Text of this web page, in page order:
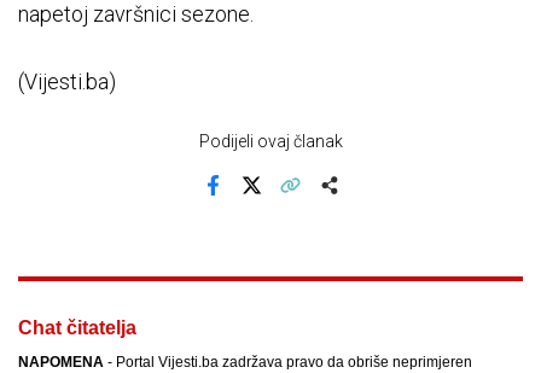
napetoj završnici sezone.
(Vijesti.ba)
Podijeli ovaj članak
Chat čitatelja
NAPOMENA - Portal Vijesti.ba zadržava pravo da obriše neprimjeren